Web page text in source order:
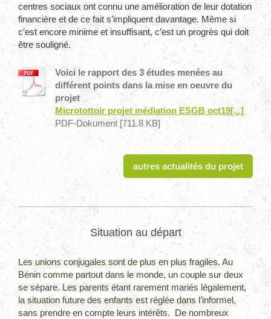
centres sociaux ont connu une amélioration de leur dotation
financière et de ce fait s’impliquent davantage. Même si
c’est encore minime et insuffisant, c’est un progrès qui doit
être souligné.
Voici le rapport des 3 études menées au
différent points dans la mise en oeuvre du
projet
Microtottoir projet médiation ESGB oct19[...]
PDF-Dokument [711.8 KB]
autres actualités du projet
Situation au départ
Les unions conjugales sont de plus en plus fragiles. Au
Bénin comme partout dans le monde, un couple sur deux
se sépare. Les parents étant rarement mariés légalement,
la situation future des enfants est réglée dans l’informel,
sans prendre en compte leurs intérêts. De nombreux